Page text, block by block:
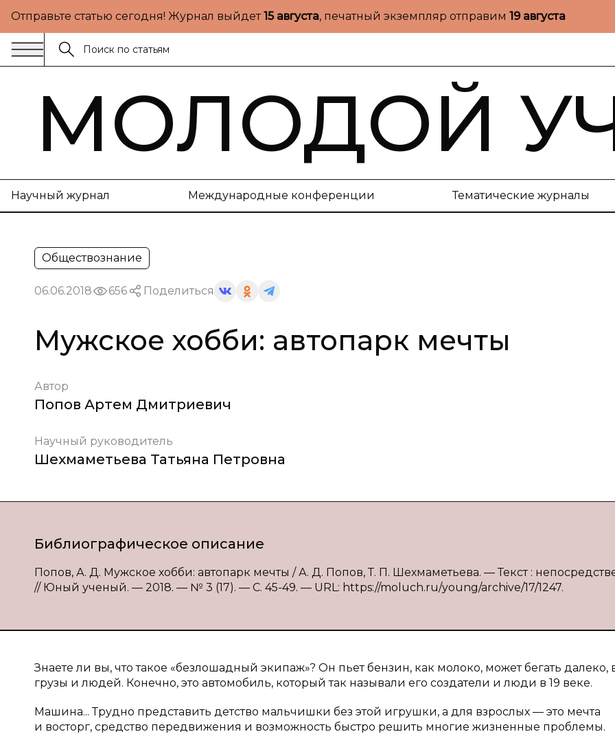
Отправьте статью сегодня! Журнал выйдет15 августа, печатный экземпляр отправим 19 августа
МОЛОДОЙ
Научный журнал Международные конференции Тематические журналы
Обществознание
06.06.2018 656 Поделиться
Мужское хобби: автопарк мечты
Автор
Попов Артем Дмитриевич
Научный руководитель
Шехмаметьева Татьяна Петровна
Библиографическое описание
Попов, А. Д. Мужское хобби: автопарк мечты / А. Д. Попов, Т. П. Шехмаметьева. — Текст :
// Юный ученый. — 2018. — № 3 (17). — С. 45-49. — URL: https://moluch.ru/young/archive/17/1247.
Знаете ли вы, что такое «безлошадный экипаж»? Он пьет бензин, как молоко, может бегать далеко,
грузы и людей. Конечно, это автомобиль, который так называли его создатели и люди в 19 веке.
Машина... Трудно представить детство мальчишки без этой игрушки, а для взрослых — это мечта
и восторг, средство передвижения и возможность быстро решить многие жизненные проблемы.